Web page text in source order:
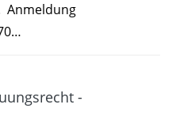
Anmeldung
-